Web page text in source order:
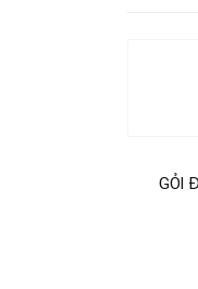
GỎI